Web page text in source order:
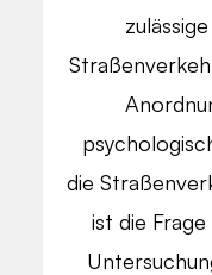
die
ist die